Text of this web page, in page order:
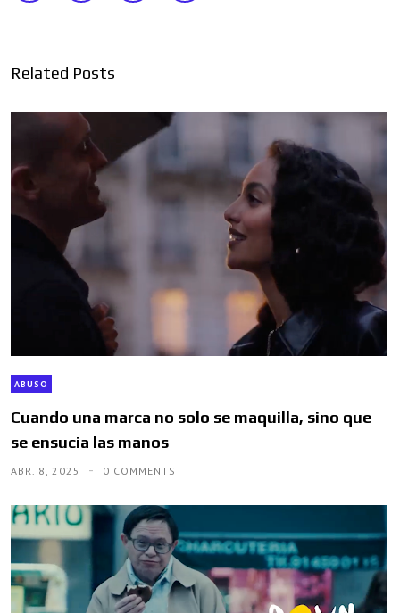
Related Posts
ABUSO
Cuando una marca no solo se maquilla, sino que
se ensucia las manos
ABR. 8, 2025 0 COMMENTS